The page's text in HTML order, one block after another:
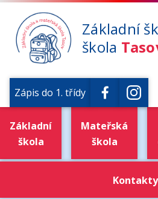
Základní
škola
Zápis do 1. třídy
Základní
škola
Mateřská
škola
Kontakty